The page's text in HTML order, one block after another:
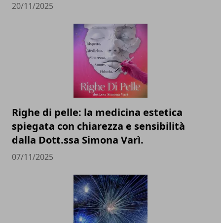
20/11/2025
Righe di pelle: la medicina estetica
spiegata con chiarezza e sensibilità
dalla Dott.ssa Simona Varì.
07/11/2025